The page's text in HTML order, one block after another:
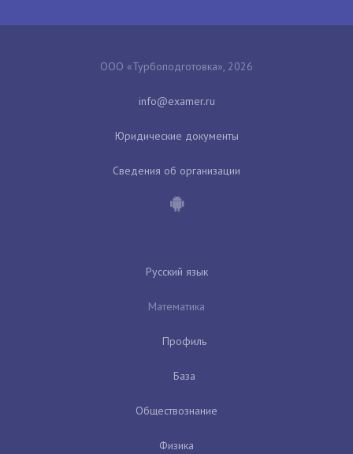
ООО «Турбоподготовка», 2026
Юридические документы
Сведения об организации
Русский язык
Математика
Профиль
База
Обществознание
Физика